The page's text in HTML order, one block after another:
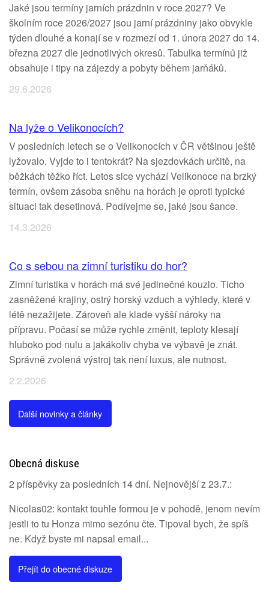
Jaké jsou termíny jarních prázdnin v roce 2027? Ve
školním roce 2026/2027 jsou jarní prázdniny jako obvykle
týden dlouhé a konají se v rozmezí od 1. února 2027 do 14.
března 2027 dle jednotlivých okresů. Tabulka termínů již
obsahuje i tipy na zájezdy a pobyty během jarňáků.
29.6.2026
Na lyže o Velikonocích?
V posledních letech se o Velikonocích v ČR většinou ještě
lyžovalo. Vyjde to i tentokrát? Na sjezdovkách určitě, na
běžkách těžko říct. Letos sice vychází Velikonoce na brzký
termín, ovšem zásoba sněhu na horách je oproti typické
situaci tak desetinová. Podívejme se, jaké jsou šance.
14.3.2026
Co s sebou na zimní turistiku do hor?
Zimní turistika v horách má své jedinečné kouzlo. Ticho
zasněžené krajiny, ostrý horský vzduch a výhledy, které v
létě nezažijete. Zároveň ale klade vyšší nároky na
přípravu. Počasí se může rychle změnit, teploty klesají
hluboko pod nulu a jakákoliv chyba ve výbavě je znát.
Správně zvolená výstroj tak není luxus, ale nutnost.
2.2.2026
Další novinky a články
Obecná diskuse
2 příspěvky za posledních 14 dní. Nejnovější z 23.7.:
Nicolas02: kontakt touhle formou je v pohodě, jenom nevím
jestli to tu Honza mimo sezónu čte. Tipoval bych, že spíš
ne. Když byste mi napsal email...
Přejít do obecné diskuze